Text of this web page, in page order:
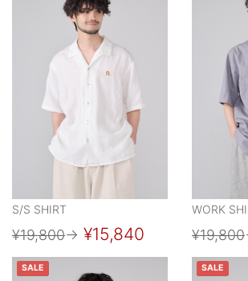
S/S SHIRT
¥19,800→ ¥15,840
WORK
¥19,800
SALE SALE